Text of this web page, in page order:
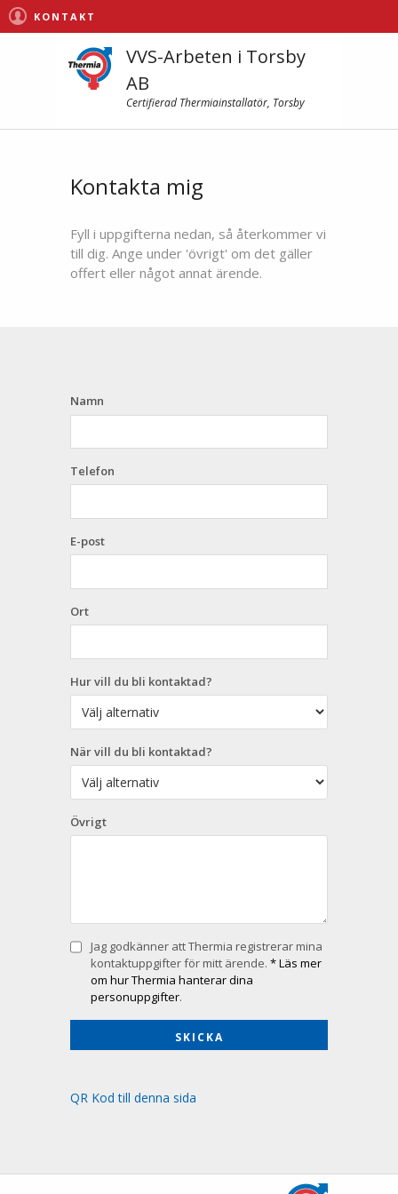
KONTAKT
VVS-Arbeten i Torsby
AB
Certifierad Thermiainstallatör, Torsby
Kontakta mig
Fyll i uppgifterna nedan, så återkommer vi
till dig. Ange under 'övrigt' om det gäller
offert eller något annat ärende.
Namn
Telefon
E-post
Ort
Hur vill du bli kontaktad?
När vill du bli kontaktad?
Övrigt
Jag godkänner att Thermia registrerar mina
kontaktuppgifter för mitt ärende. * Läs mer
om hur Thermia hanterar dina
personuppgifter.
QR Kod till denna sida